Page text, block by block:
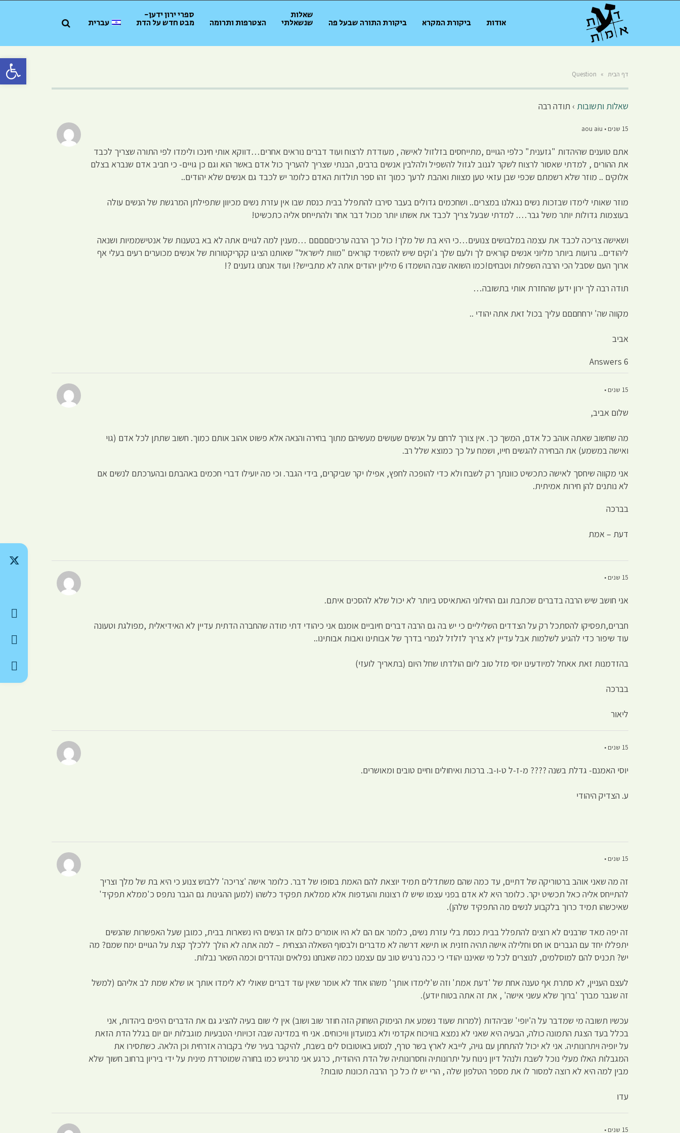
פתח
אודות ביקורת המקרא ביקורת התורה שבעל פה
שאלות
שנשאלתי הצטרפות ותרומה
ספרי ירון ידען-
מבט חדש על הדת עברית
דף הבית »
Question
שאלות ותשובות › תודה רבה
15 שנים • aou aiu
אתם טוענים שהיהדות "גזענית" כלפי הגויים ,מתייחסים בזלזול לאישה , מעודדת לרצוח ועוד דברים נוראים אחרים…דווקא אותי חינכו ולימדו לפי התורה שצריך לכבד
את ההורים , למדתי שאסור לרצוח לשקר לגנוב לגזול להשפיל ולהלבין אנשים ברבים, הבנתי שצריך להעריך כול אדם באשר הוא וגם כן גויים- כי חביב אדם שנברא בצלם
אלוקים .. מוזר שלא רשמתם שכפי שבן עזאי טען מצוות ואהבת לרעך כמוך זהו ספר תולדות האדם כלומר יש לכבד גם אנשים שלא יהודים..
מוזר שאותי לימדו שבזכות נשים נגאלנו במצרים.. ושחכמים גדולים בעבר סירבו להתפלל בבית כנסת שבו אין עזרת נשים מכיוון שתפילתן המרגשת של הנשים עולה
בעוצמות גדולות יותר משל גבר…. למדתי שבעל צריך לכבד את אשתו יותר מכול דבר אחר ולהתייחס אליה כתכשיט!
ושאישה צריכה לכבד את עצמה במלבושים צנועים…כי היא בת של מלך! כול כך הרבה ערכיםםםםם …מענין למה לגויים אתה לא בא בטענות של אנטישממיות ושנאה
ליהודים.. גרועות ביותר מליוני אנשים קוראים לך ולעם שלך ג'וקים שיש להשמיד קוראים "מוות לישראל" שאותנו הציגו קקריקטורות של אנשים מכוערים רעים בעלי אף
ארוך העם שסבל הכי הרבה השפלות וטבחים!כמו השואה שבה הושמדו 6 מיליון יהודים אתה לא מתבייש?! ועוד אנחנו גזענים ?!
תודה רבה לך ירון ידען שהחזרת אותי בתשובה…
מקווה שה' ירחחםםם עליך בכול זאת אתה יהודי ..
אביב
6 Answers
15 שנים •
שלום אביב,
מה שחשוב שאתה אוהב כל אדם, המשך כך. אין צורך לרחם על אנשים שעושים מעשיהם מתוך בחירה והנאה אלא פשוט אהוב אותם כמוך. חשוב שתתן לכל אדם (גוי
ואישה במשמע) את הבחירה להגשים חייו, ושמח על כך כמוצא שלל רב.
אני מקווה שיחסך לאישה כתכשיט כוונתך רק לשבח ולא כדי להופכה לחפץ, אפילו יקר שביקרים, בידי הגבר. וכי מה יועילו דברי חכמים באהבתם ובהערכתם לנשים אם
לא נותנים להן חירות אמיתית.
בברכה
דעת – אמת
15 שנים •
אני חושב שיש הרבה בדברים שכתבת וגם החילוני האתאיסט ביותר לא יכול שלא להסכים איתם.
חברים,תפסיקו להסתכל רק על הצדדים השליליים כי יש בה גם הרבה דברים חיוביים אומנם אני כיהודי דתי מודה שהחברה הדתית עדיין לא האידיאלית ,מפולגת וטעונה
עוד שיפור כדי להגיע לשלמות אבל עדיין לא צריך לזלזל לגמרי בדרך של אבותינו ואבות אבותינו..
בהזדמנות זאת אאחל למיודעינו יוסי מזל טוב ליום הולדתו שחל היום (בתאריך לועזי)
בברכה
ליאור
15 שנים •
יוסי האמנם- גדלת בשנה ???? מ-ז-ל ט-ו-ב. ברכות ואיחולים וחיים טובים ומאושרים.
ע. הצדיק היהודי
15 שנים •
זה מה שאני אוהב ברטוריקה של דתיים, עד כמה שהם משתדלים תמיד יוצאת להם האמת בסופו של דבר. כלומר אישה 'צריכה' ללבוש צנוע כי היא בת של מלך וצריך
להתייחס אליה כאל תכשיט יקר. כלומר היא לא אדם בפני עצמו שיש לו רצונות והעדפות אלא ממלאת תפקיד כלשהו (למען ההגינות גם הגבר נתפס כ'ממלא תפקיד'
שאיכשהו תמיד כרוך בלקבוע לנשים מה התפקיד שלהן).
זה יפה מאד שרבנים לא רוצים להתפלל בבית כנסת בלי עזרת נשים, כלומר אם הם לא היו אומרים כלום אז הנשים היו נשארות בבית, כמובן שעל האפשרות שהנשים
יתפללו יחד עם הגברים או חס וחלילה אישה תהיה חזנית או תישא דרשה לא מדברים ולבסוף השאלה הנצחית – למה אתה לא הולך ללכלך קצת על הגויים ימח שמם? מה
יש? תכניס להם למוסלמים, לנוצרים לכל מי שאיננו יהודי כי ככה נרגיש טוב עם עצמנו כמה שאנחנו נפלאים ונהדרים וכמה השאר נבלות.
לעצם העניין, לא סתרת אף טענה אחת של 'דעת אמת' וזה ש'לימדו אותך' משהו אחד לא אומר שאין עוד דברים שאולי לא לימדו אותך או שלא שמת לב אליהם (למשל
זה שגבר מברך 'ברוך שלא עשני אישה' , את זה אתה בטוח יודע).
עכשיו תשובה מי שמדבר על ה'יופי' שביהדות (למרות שעוד נשמע את הנימוק השחוק הזה חוזר שוב ושוב) אין לי שום בעיה להציג גם את הדברים היפים ביהדות, אני
בכלל בעד הצגת התמונה כולה, הבעיה היא שאני לא נמצא בוויכוח אקדמי ולא במועדון וויכוחים. אני חי במדינה שבה זכויותי הטבעיות מוגבלות יום יום בגלל הדת הזאת
על יופיה ויתרונותיה. אני לא יכול להתחתן עם גויה, לייבא לארץ בשר טרף, לנסוע באוטובוס לים בשבת, להיקבר בעיר שלי בקבורה אזרחית וכן הלאה. כשתסירו את
המגבלות האלו מעלי נוכל לשבת ולנהל דיון נינוח על יתרונותיה וחסרונותיה של הדת היהודית, כרגע אני מרגיש כמו בחורה שמוטרדת מינית על ידי ביריון ברחוב חשוך שלא
מבין למה היא לא רוצה למסור לו את מספר הטלפון שלה , הרי יש לו כל כך הרבה תכונות טובות?
עדו
15 שנים •